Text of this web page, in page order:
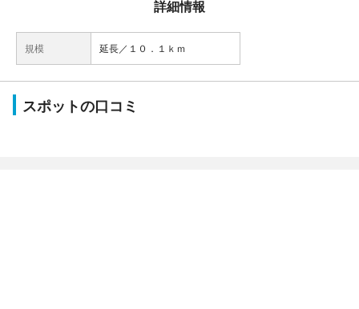
詳細情報
規模 延長／１０．１ｋｍ
スポットの口コミ